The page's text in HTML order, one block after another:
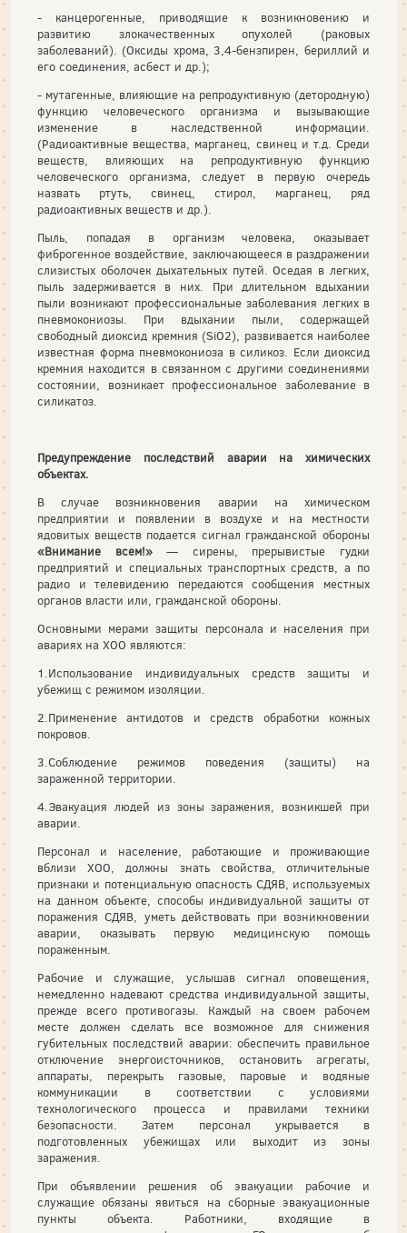
- канцерогенные, приводящие к возникновению и
развитию злокачественных опухолей (раковых
заболеваний). (Оксиды хрома, 3,4-бензпирен, бериллий и
его соединения, асбест и др.);
- мутагенные, влияющие на репродуктивную (детородную)
функцию человеческого организма и вызывающие
изменение в наследственной информации.
(Радиоактивные вещества, марганец, свинец и т.д. Среди
веществ, влияющих на репродуктивную функцию
человеческого организма, следует в первую очередь
назвать ртуть, свинец, стирол, марганец, ряд
радиоактивных веществ и др.).
Пыль, попадая в организм человека, оказывает
фиброгенное воздействие, заключающееся в раздражении
слизистых оболочек дыхательных путей. Оседая в легких,
пыль задерживается в них. При длительном вдыхании
пыли возникают профессиональные заболевания легких в
пневмокониозы. При вдыхании пыли, содержащей
свободный диоксид кремния (SiO2), развивается наиболее
известная форма пневмокониоза в силикоз. Если диоксид
кремния находится в связанном с другими соединениями
состоянии, возникает профессиональное заболевание в
силикатоз.
Предупреждение последствий аварии на химических
объектах.
В случае возникновения аварии на химическом
предприятии и появлении в воздухе и на местности
ядовитых веществ подается сигнал гражданской обороны
«Внимание всем!»— сирены, прерывистые гудки
предприятий и специальных транспортных средств, а по
радио и телевидению передаются сообщения местных
органов власти или, гражданской обороны.
Основными мерами защиты персонала и населения при
авариях на ХОО являются:
1.Использование индивидуальных средств защиты и
убежищ с режимом изоляции.
2.Применение антидотов и средств обработки кожных
покровов.
3.Соблюдение режимов поведения (защиты) на
зараженной территории.
4.Эвакуация людей из зоны заражения, возникшей при
аварии.
Персонал и население, работающие и проживающие
вблизи ХОО, должны знать свойства, отличительные
признаки и потенциальную опасность СДЯВ, используемых
на данном объекте, способы индивидуальной защиты от
поражения СДЯВ, уметь действовать при возникновении
аварии, оказывать первую медицинскую помощь
пораженным.
Рабочие и служащие, услышав сигнал оповещения,
немедленно надевают средства индивидуальной защиты,
прежде всего противогазы. Каждый на своем рабочем
месте должен сделать все возможное для снижения
губительных последствий аварии: обеспечить правильное
отключение энергоисточников, остановить агрегаты,
аппараты, перекрыть газовые, паровые и водяные
коммуникации в соответствии с условиями
технологического процесса и правилами техники
безопасности. Затем персонал укрывается в
подготовленных убежищах или выходит из зоны
заражения.
При объявлении решения об эвакуации рабочие и
служащие обязаны явиться на сборные эвакуационные
пункты объекта. Работники, входящие в